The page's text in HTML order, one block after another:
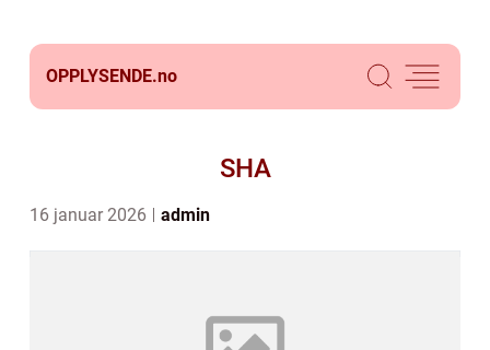
OPPLYSENDE.no
SHA
16 januar 2026 admin